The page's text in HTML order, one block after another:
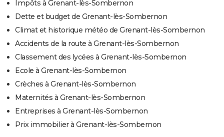
Impôts à Grenant-lès-Sombernon
Dette et budget de Grenant-lès-Sombernon
Climat et historique météo de Grenant-lès-Sombernon
Accidents de la route à Grenant-lès-Sombernon
Classement des lycées à Grenant-lès-Sombernon
Ecole à Grenant-lès-Sombernon
Crèches à Grenant-lès-Sombernon
Maternités à Grenant-lès-Sombernon
Entreprises à Grenant-lès-Sombernon
Prix immobilier à Grenant-lès-Sombernon